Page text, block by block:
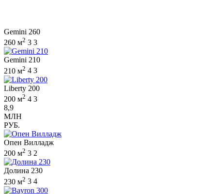
Gemini 260
260 м2 3 3
Gemini 210
210 м2 4 3
Liberty 200
200 м2 4 3
8,9
МЛН
РУБ.
Опен Вилладж
200 м2 3 2
Долина 230
230 м2 3 4